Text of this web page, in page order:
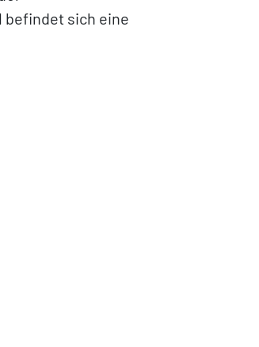
befindet sich eine